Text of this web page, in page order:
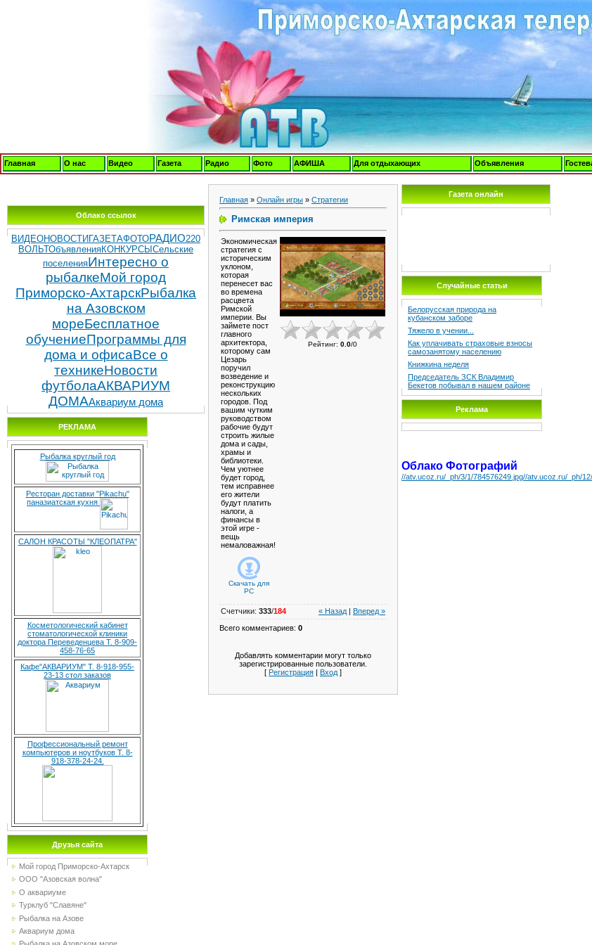
Главная О нас Видео Газета Радио Фото АФИША Для отдыхающих Объявления
Облако ссылок
ВИДЕОНОВОСТИ ГАЗЕТАФОТОРАДИО220
ВОЛЬТОбъявленияКОНКУРСЫ Сельские
поселенияИнтересно о
рыбалкеМой город
Приморско-АхтарскРыбалка
на Азовском
мореБесплатное
обучениеПрограммы для
дома и офисаВсе о
техникеНовости
футболаАКВАРИУМ
ДОМААквариум дома
РЕКЛАМА
Рыбалка круглый год
Ресторан доставки "Pikachu"
паназиатская кухня
САЛОН КРАСОТЫ "КЛЕОПАТРА"
Косметологический кабинет
стоматологической клиники
доктора Переведенцева Т. 8-909-
458-76-65
Кафе"АКВАРИУМ" Т. 8-918-955-
23-13 стол заказов
Профессиональный ремонт
компьютеров и ноутбуков Т. 8-
918-378-24-24.
Друзья сайта
Мой город Приморско-Ахтарск
ООО "Азовская волна"
О аквариуме
Турклуб "Славяне"
Рыбалка на Азове
Аквариум дома
Главная » Онлайн игры » Стратегии
Римская империя
Экономическая
стратегия с
историческим
уклоном,
которая
перенесет вас
во времена
расцвета
Римской
империи. Вы
займете пост
главного
архитектора,
которому сам
Цезарь
поручил
возведение и
реконструкцию
нескольких
городов. Под
вашим чутким
руководством
рабочие будут
строить жилые
дома и сады,
храмы и
библиотеки.
Чем уютнее
будет город,
тем исправнее
его жители
будут платить
налоги, а
финансы в
этой игре -
вещь
немаловажная!
Скачать для
PC
Рейтинг: 0.0/0
« Назад Вперед »
Счетчики: 333/184
Всего комментариев: 0
Добавлять комментарии могут только
зарегистрированные пользователи.
[ Регистрация Вход ]
Газета онлайн
Случайные статьи
Белорусская природа на
кубанском заборе
Тяжело в учении...
Как уплачивать страховые взносы
самозанятому населению
Книжкина неделя
Председатель ЗСК Владимир
Бекетов побывал в нашем районе
Реклама
Облако Фотографий
//atv.ucoz.ru/_ph/3/1/784576249.jpg//atv.ucoz.ru/_ph/